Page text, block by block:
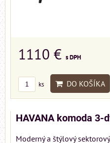
1110 € s DPH
ks DO KOŠÍKA
HAVANA komoda 3-
Moderný a štýlový